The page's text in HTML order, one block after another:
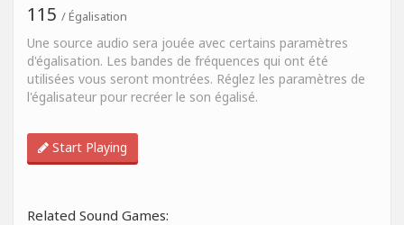
115 / Égalisation
Une source audio sera jouée avec certains paramètres
d'égalisation. Les bandes de fréquences qui ont été
utilisées vous seront montrées. Réglez les paramètres de
l'égalisateur pour recréer le son égalisé.
Start Playing
Related Sound Games: